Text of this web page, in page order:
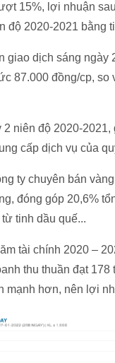
15%, lợi nhuận
độ 2020-2021 bằng
giao dịch sáng ngày
87.000 đồng/cp,
2 niên độ 2020-
cấp dịch vụ của
ty chuyên bán
đóng góp 20,6%
tinh dầu quế...
tài chính 2020 –
thu thuần đạt
mạnh hơn, nên lợi